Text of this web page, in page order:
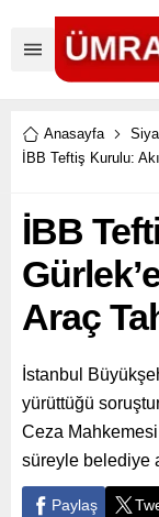
Anasayfa
İBB Teftiş Kurulu:
İBB
Araç
İstanbul
yürüttüğü
Ceza Mahkemesi
süreyle belediye
Paylaş